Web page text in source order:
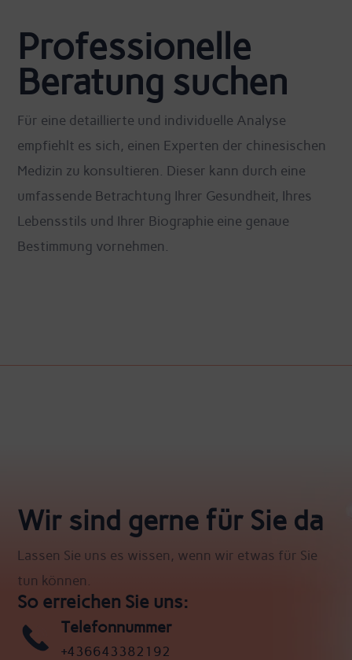
Professionelle
Beratung suchen
Für eine detaillierte und individuelle Analyse
empfiehlt es sich, einen Experten der chinesischen
Medizin zu konsultieren. Dieser kann durch eine
umfassende Betrachtung Ihrer Gesundheit, Ihres
Lebensstils und Ihrer Biographie eine genaue
Bestimmung vornehmen.
Wir sind gerne für Sie da
Lassen Sie uns es wissen, wenn wir etwas für Sie
tun können.
So erreichen Sie uns:
Telefonnummer
+436643382192